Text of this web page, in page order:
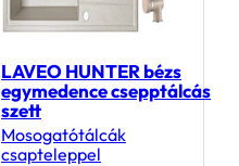
LAVEO HUNTER bézs
egymedence csepptálcás
szett
Mosogatótálcák
csapteleppel